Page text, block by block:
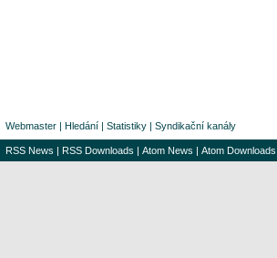
Webmaster | Hledání | Statistiky | Syndikační kanály
RSS News | RSS Downloads | Atom News | Atom Downloads